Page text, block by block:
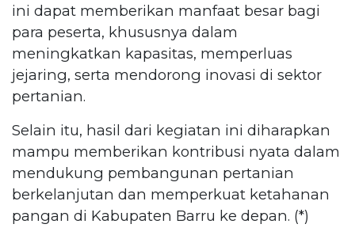
ini dapat memberikan manfaat besar bagi
para peserta, khususnya dalam
meningkatkan kapasitas, memperluas
jejaring, serta mendorong inovasi di sektor
pertanian.
Selain itu, hasil dari kegiatan ini diharapkan
mampu memberikan kontribusi nyata dalam
mendukung pembangunan pertanian
berkelanjutan dan memperkuat ketahanan
pangan di Kabupaten Barru ke depan. (*)